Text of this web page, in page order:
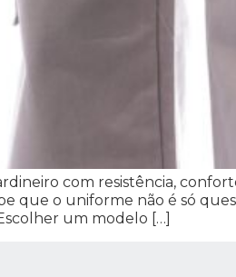
com resistência,
que o uniforme não é só
um modelo […]